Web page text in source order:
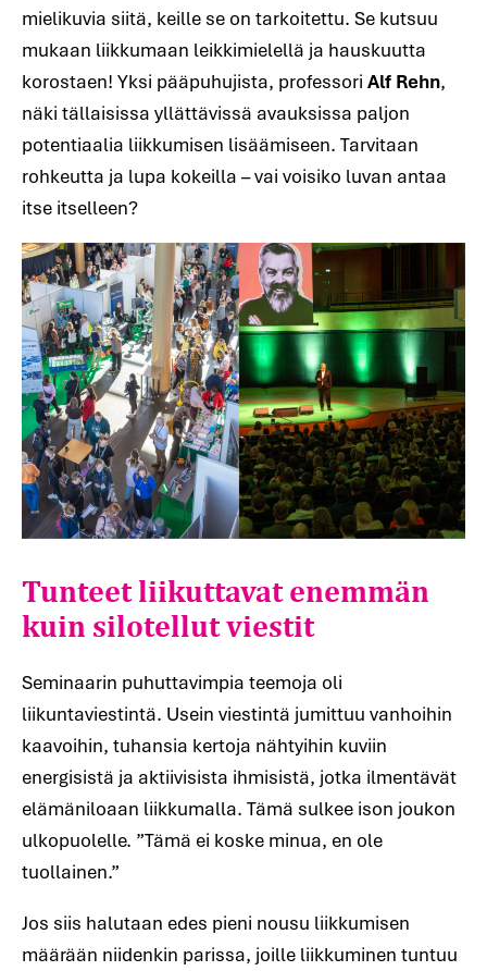
mielikuvia siitä, keille se on tarkoitettu. Se kutsuu
mukaan liikkumaan leikkimielellä ja hauskuutta
korostaen! Yksi pääpuhujista, professori Alf Rehn,
näki tällaisissa yllättävissä avauksissa paljon
potentiaalia liikkumisen lisäämiseen. Tarvitaan
rohkeutta ja lupa kokeilla – vai voisiko luvan antaa
itse itselleen?
Tunteet liikuttavat enemmän
kuin silotellut viestit
Seminaarin puhuttavimpia teemoja oli
liikuntaviestintä. Usein viestintä jumittuu vanhoihin
kaavoihin, tuhansia kertoja nähtyihin kuviin
energisistä ja aktiivisista ihmisistä, jotka ilmentävät
elämäniloaan liikkumalla. Tämä sulkee ison joukon
ulkopuolelle. ”Tämä ei koske minua, en ole
tuollainen.”
Jos siis halutaan edes pieni nousu liikkumisen
määrään niidenkin parissa, joille liikkuminen tuntuu